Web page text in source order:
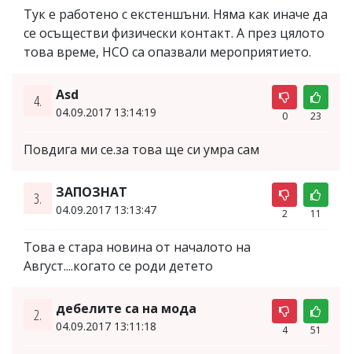
Тук е работено с екстеншъни. Няма как иначе да
се осъществи физически контакт. А през цялото
това време, НСО са опазвали мероприятието.
4. Asd
04.09.2017 13:14:19 0 23
Повдига ми се.за това ще си умра сам
3. ЗАПОЗНАТ
04.09.2017 13:13:47 2 11
Това е стара новина от началото на
Август....когато се роди детето
2. дебелите са на мода
04.09.2017 13:11:18 4 51